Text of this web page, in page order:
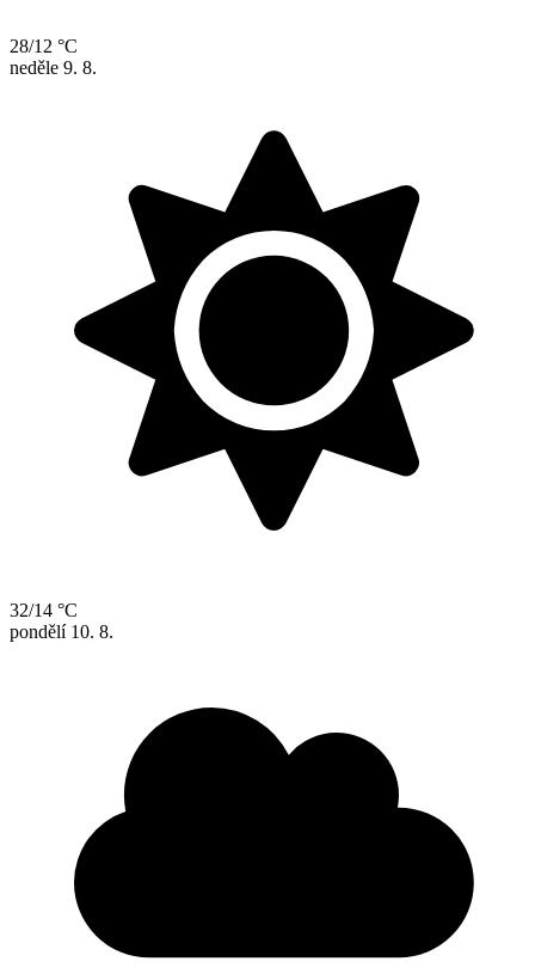
28/12 °C
neděle 9. 8.
32/14 °C
pondělí 10. 8.